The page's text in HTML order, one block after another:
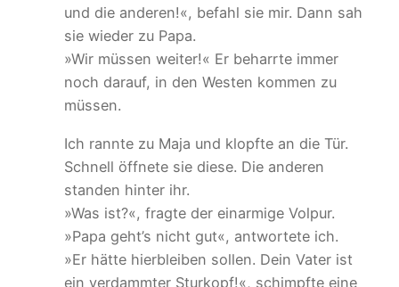
und die anderen!«, befahl sie mir. Dann sah
sie wieder zu Papa.
»Wir müssen weiter!« Er beharrte immer
noch darauf, in den Westen kommen zu
müssen.
Ich rannte zu Maja und klopfte an die Tür.
Schnell öffnete sie diese. Die anderen
standen hinter ihr.
»Was ist?«, fragte der einarmige Volpur.
»Papa geht’s nicht gut«, antwortete ich.
»Er hätte hierbleiben sollen. Dein Vater ist
ein verdammter Sturkopf!«, schimpfte eine